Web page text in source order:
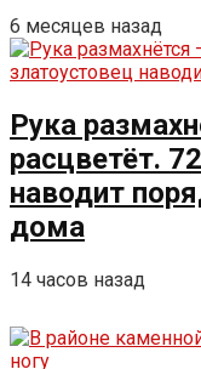
6 месяцев назад
Рука
расцветёт.
наводит
дома
14 часов назад